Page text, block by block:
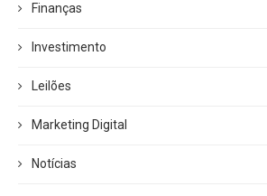
Finanças
Investimento
Leilões
Marketing Digital
Notícias